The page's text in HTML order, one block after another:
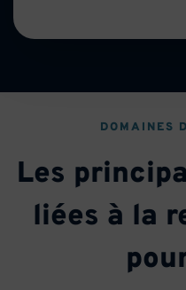
DOMAINES
Les
liées à la